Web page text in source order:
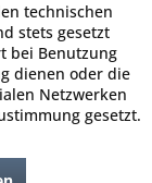
technischen
stets gesetzt
bei Benutzung
dienen oder die
Netzwerken
gesetzt.